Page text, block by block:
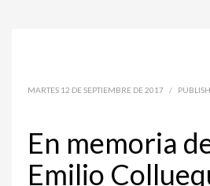
MARTES 12 DE SEPTIEMBRE DE 2017 /
En memoria
Emilio